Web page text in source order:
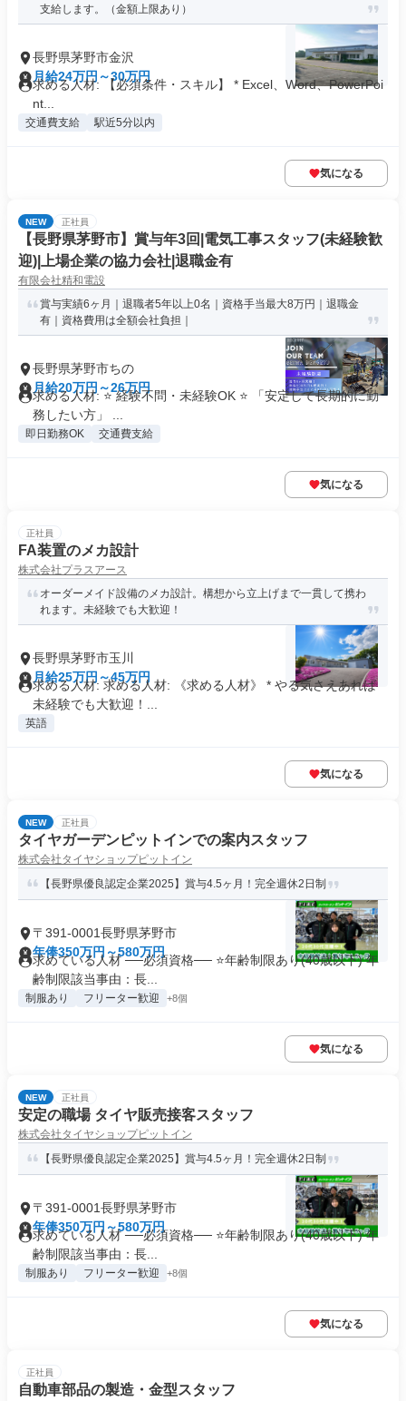
支給します。（金額上限あり）
長野県茅野市金沢
月給24万円～30万円
求める人材: 【必須条件・スキル】 * Excel、Word、PowerPoi
nt...
交通費支給 駅近5分以内
気になる
NEW 正社員
【長野県茅野市】賞与年3回|電気工事スタッフ(未経験歓
迎)|上場企業の協力会社|退職金有
有限会社精和電設
賞与実績6ヶ月｜退職者5年以上0名｜資格手当最大8万円｜退職金
有｜資格費用は全額会社負担｜
長野県茅野市ちの
月給20万円～26万円
求める人材: ⭐️ 経験不問・未経験OK ⭐️ 「安定して長期的に勤
務したい方」 ...
即日勤務OK 交通費支給
気になる
正社員
FA装置のメカ設計
株式会社プラスアース
オーダーメイド設備のメカ設計。構想から立上げまで一貫して携わ
れます。未経験でも大歓迎！
長野県茅野市玉川
月給25万円～45万円
求める人材: 求める人材: 《求める人材》 * やる気さえあれば
未経験でも大歓迎！...
英語
気になる
NEW 正社員
タイヤガーデンピットインでの案内スタッフ
株式会社タイヤショップピットイン
【長野県優良認定企業2025】賞与4.5ヶ月！完全週休2日制
〒391-0001長野県茅野市
年俸350万円～580万円
求めている人材 ──必須資格── ⭐️年齢制限あり(40歳以下) 年
齢制限該当事由：長...
制服あり フリーター歓迎 +8個
気になる
NEW 正社員
安定の職場 タイヤ販売接客スタッフ
株式会社タイヤショップピットイン
【長野県優良認定企業2025】賞与4.5ヶ月！完全週休2日制
〒391-0001長野県茅野市
年俸350万円～580万円
求めている人材 ──必須資格── ⭐️年齢制限あり(40歳以下) 年
齢制限該当事由：長...
制服あり フリーター歓迎 +8個
気になる
正社員
自動車部品の製造・金型スタッフ